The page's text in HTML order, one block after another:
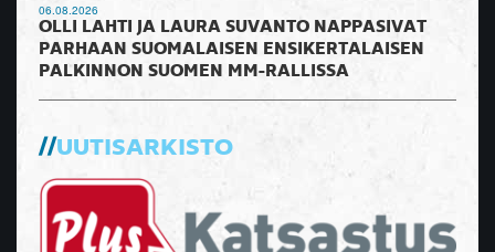
06.08.2026
OLLI LAHTI JA LAURA SUVANTO NAPPASIVAT
PARHAAN SUOMALAISEN ENSIKERTALAISEN
PALKINNON SUOMEN MM-RALLISSA
UUTISARKISTO